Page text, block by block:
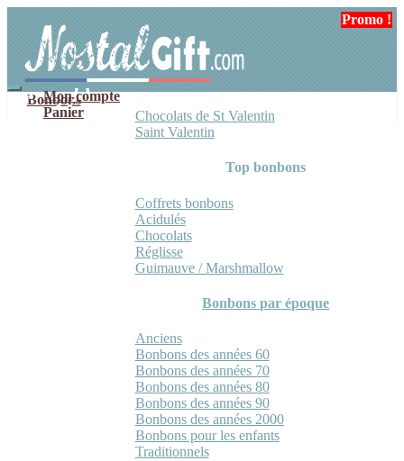
navigation
contenu
Mon compte
Panier
Bonbons
Chocolats de St Valentin
Saint Valentin
Top bonbons
Coffrets bonbons
Acidulés
Chocolats
Réglisse
Guimauve / Marshmallow
Bonbons par époque
Anciens
Bonbons des années 60
Bonbons des années 70
Bonbons des années 80
Bonbons des années 90
Bonbons des années 2000
Bonbons pour les enfants
Traditionnels
Promo !